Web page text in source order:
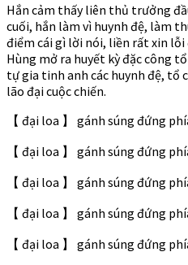
Hắn cảm thấy liên thủ trưởng
cuối, hắn làm vì huynh đệ, làm
điểm cái gì lời nói, liền rất xin lỗi
Hùng mở ra huyết kỳ đặc công
tự gia tinh anh các huynh đệ, tổ
lão đại cuộc chiến.
【 đại loa 】 gánh súng đứng
【 đại loa 】 gánh súng đứng
【 đại loa 】 gánh súng đứng
【 đại loa 】 gánh súng đứng
【 đại loa 】 gánh súng đứng